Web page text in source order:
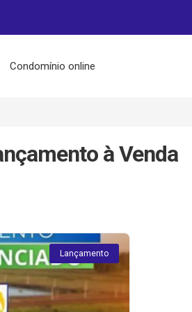
Condomínio online
à Venda
Lançamento